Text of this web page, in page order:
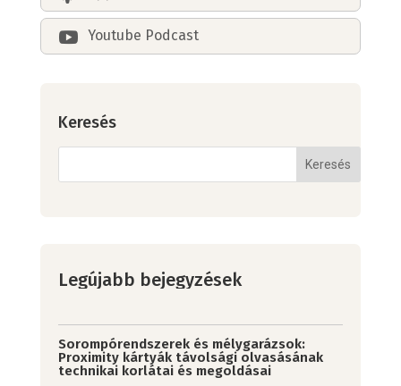
 Youtube Podcast
Keresés
Keresés
Legújabb bejegyzések
Sorompórendszerek és mélygarázsok:
Proximity kártyák távolsági olvasásának
technikai korlátai és megoldásai